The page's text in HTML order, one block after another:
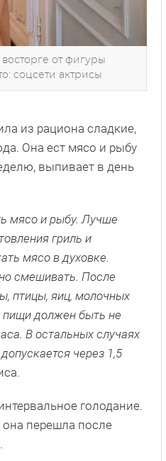
от фигуры
соцсети актрисы
из рациона сладкие,
Она ест мясо и рыбу
выпивает в день
мясо и рыбу. Лучше
гриль и
мясо в духовке.
смешивать. После
птицы, яиц, молочных
пищи должен быть не
В остальных случаях
через 1,5
голодание.
она перешла после